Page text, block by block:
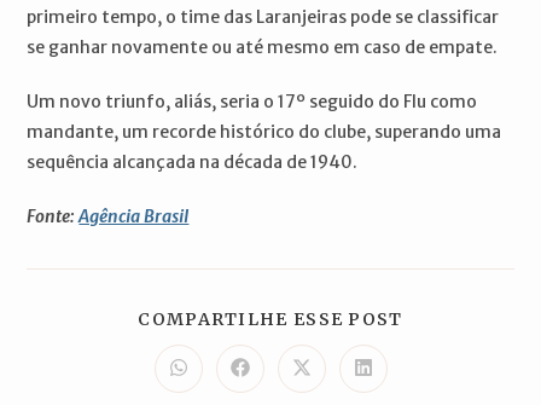
primeiro tempo, o time das Laranjeiras pode se classificar
se ganhar novamente ou até mesmo em caso de empate.
Um novo triunfo, aliás, seria o 17º seguido do Flu como
mandante, um recorde histórico do clube, superando uma
sequência alcançada na década de 1940.
Fonte:Agência Brasil
COMPARTILHE ESSE POST
Abre
em
Abre
em
Abre
em
Abre
em